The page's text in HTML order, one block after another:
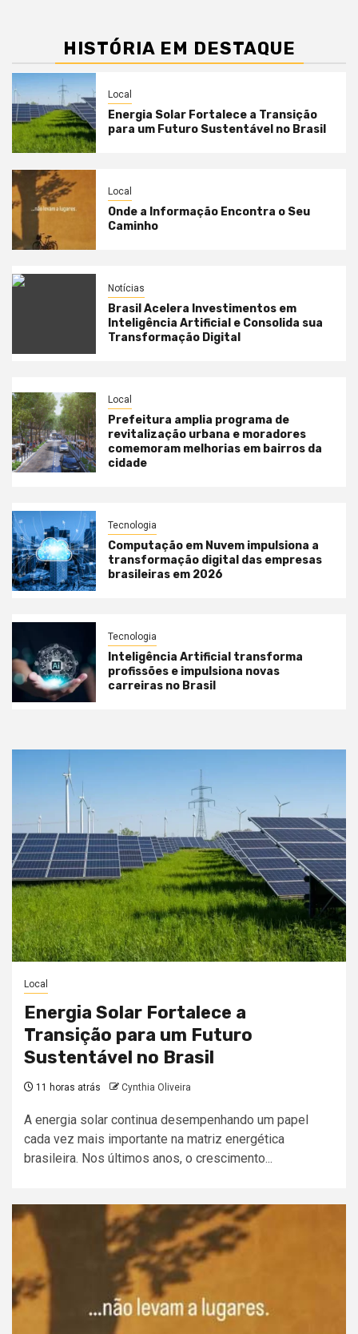
HISTÓRIA EM DESTAQUE
Local
Energia Solar Fortalece a Transição
para um Futuro Sustentável no Brasil
Local
Onde a Informação Encontra o Seu
Caminho
Notícias
Brasil Acelera Investimentos em
Inteligência Artificial e Consolida sua
Transformação Digital
Local
Prefeitura amplia programa de
revitalização urbana e moradores
comemoram melhorias em bairros da
cidade
Tecnologia
Computação em Nuvem impulsiona a
transformação digital das empresas
brasileiras em 2026
Tecnologia
Inteligência Artificial transforma
profissões e impulsiona novas
carreiras no Brasil
Local
Energia Solar Fortalece a
Transição para um Futuro
Sustentável no Brasil
11 horas atrás Cynthia Oliveira
A energia solar continua desempenhando um papel
cada vez mais importante na matriz energética
brasileira. Nos últimos anos, o crescimento...